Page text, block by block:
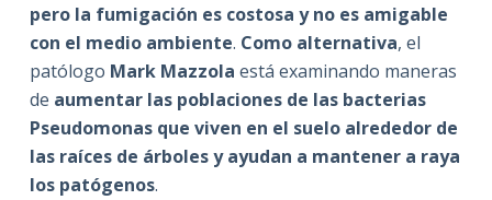
pero la fumigación es costosa y no es amigable
con el medio ambiente. Como alternativa, el
patólogo Mark Mazzola está examinando maneras
de aumentar las poblaciones de las bacterias
Pseudomonas que viven en el suelo alrededor de
las raíces de árboles y ayudan a mantener a raya
los patógenos.